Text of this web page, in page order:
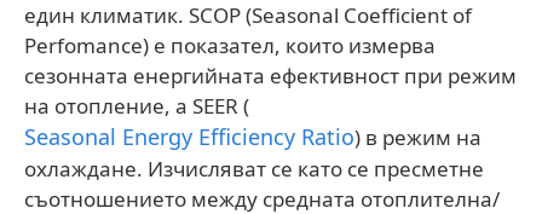
един климатик. SCOP (Seasonal Coefficient of
Perfomance) е показател, които измерва
сезонната енергийната ефективност при режим
на отопление, а SEER (
Seasonal Energy Efficiency Ratio) в режим на
охлаждане. Изчисляват се като се пресметне
съотношението между средната отоплителна/